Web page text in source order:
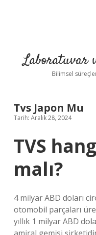
Laboratuvar
Bilimsel
Tvs Japon Mu
Tarih: Aralık 28, 2024
TVS
malı?
4 milyar ABD doları
otomobil parçaları
yıllık 1 milyar ABD